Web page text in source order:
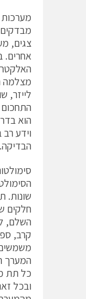
צגים,
אחרים.
מצלמה
לייזר,
הוא
וידע
הבדיקה.
שונות.
חלקים
השלם,
קרב,
המערך
כל תת
ובכל